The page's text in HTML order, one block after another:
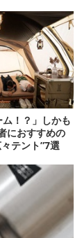
ム！？」しかも
におすすめの
テント”7選